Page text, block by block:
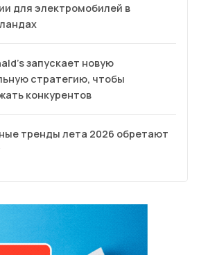
для электромобилей в
запускает новую
стратегию, чтобы
конкурентов
тренды лета 2026 обретают